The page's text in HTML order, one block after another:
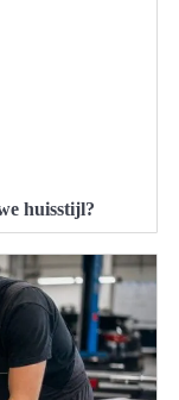
huisstijl?